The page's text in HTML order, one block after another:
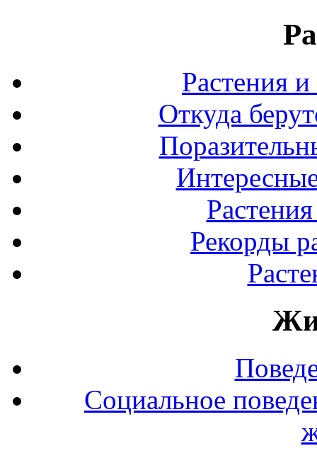
Растения
Откуда
Рекорды
Социальное